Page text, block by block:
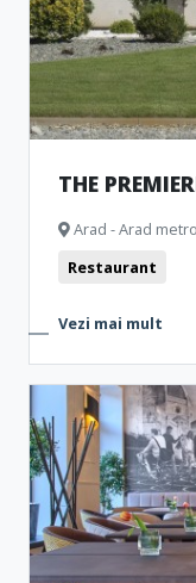
THE
Arad - Arad
Restaurant
Vezi mai mult